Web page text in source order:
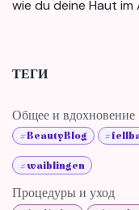
wie du deine Haut
ТЕГИ
Общее и вдохновение
#BeautyBlog
#waiblingen
Процедуры и уход